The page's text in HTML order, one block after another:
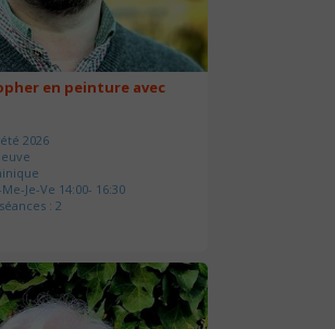
en peinture avec
2026
Je-Ve 14:00- 16:30
: 2